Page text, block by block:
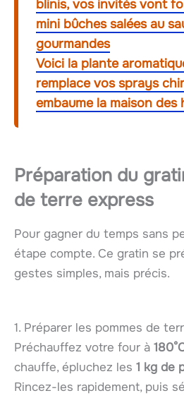
blinis, vos invités vont
mini bûches salées au
gourmandes
Voici la plante
remplace vos sprays
embaume la maison des
Préparation du
de terre express
Pour gagner du temps sans
étape compte. Ce gratin se
gestes simples, mais précis.
1. Préparer les pommes de
Préchauffez votre four à
chauffe, épluchez les 1 kg de
Rincez-les rapidement, puis